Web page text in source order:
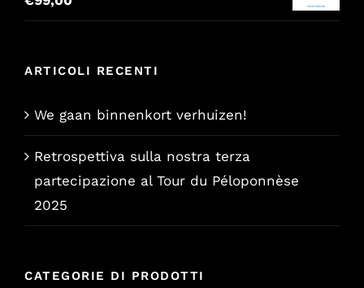
ARTICOLI RECENTI
We gaan binnenkort verhuizen!
Retrospettiva sulla nostra terza
partecipazione al Tour du Péloponnèse
2025
CATEGORIE DI PRODOTTI